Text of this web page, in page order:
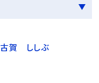
古賀
ししぶ